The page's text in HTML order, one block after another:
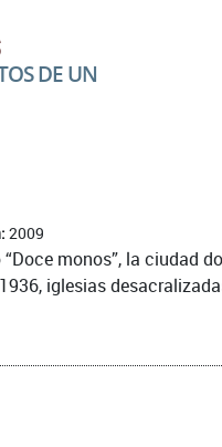
DE UN
2009
monos”, la
iglesias